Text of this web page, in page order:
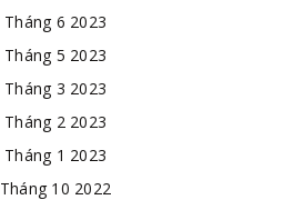
Tháng 6 2023
Tháng 5 2023
Tháng 3 2023
Tháng 2 2023
Tháng 1 2023
Tháng 10 2022